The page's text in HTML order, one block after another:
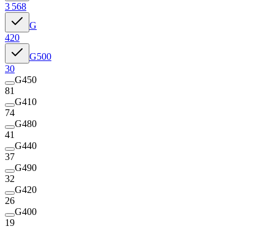
3 568
G
420
G500
30
G450
81
G410
74
G480
41
G440
37
G490
32
G420
26
G400
19